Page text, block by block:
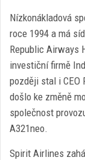
Nízkonákladová
roce 1994 a má
Republic Airways
investiční firmě
později stal i CEO
došlo ke změně
společnost
A321neo.
Spirit Airlines